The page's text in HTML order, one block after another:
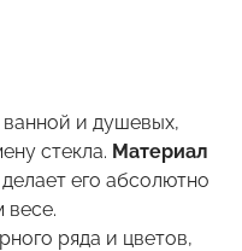
ванной и душевых,
стекла. Материал
делает его абсолютно
весе.
ряда и цветов,